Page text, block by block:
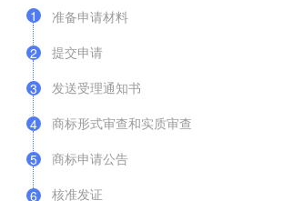
1
准备申请材料
2
提交申请
3
发送受理通知书
4
商标形式审查和实质审查
5
商标申请公告
6 核准发证